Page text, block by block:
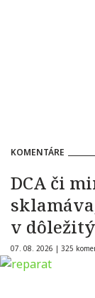
KOMENTÁRE
DCA či
v
07. 08. 2026 | 325